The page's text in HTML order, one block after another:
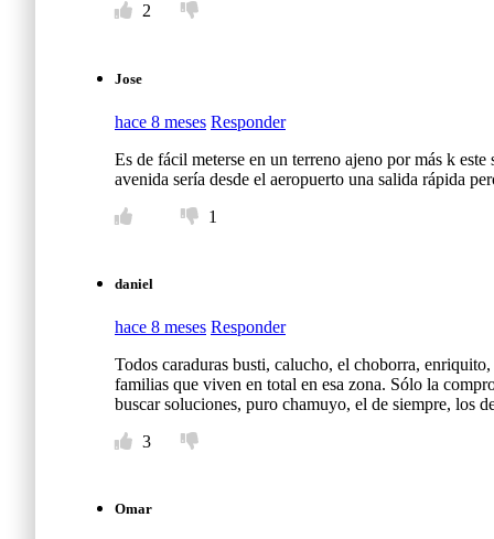
2
Jose
hace 8 meses Responder
Es de fácil meterse en un terreno ajeno por más k
avenida sería desde el aeropuerto una salida rápida
1
daniel
hace 8 meses Responder
Todos caraduras busti, calucho, el choborra,
familias que viven en total en esa zona. Sólo la
buscar soluciones, puro chamuyo, el de siempre, los
3
Omar